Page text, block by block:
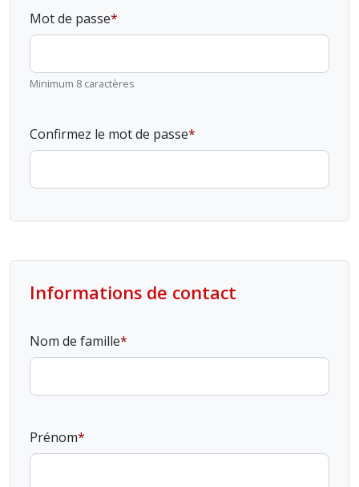
Mot de passe
Minimum 8 caractères
Confirmez le mot de passe
Informations de contact
Nom de famille
Prénom